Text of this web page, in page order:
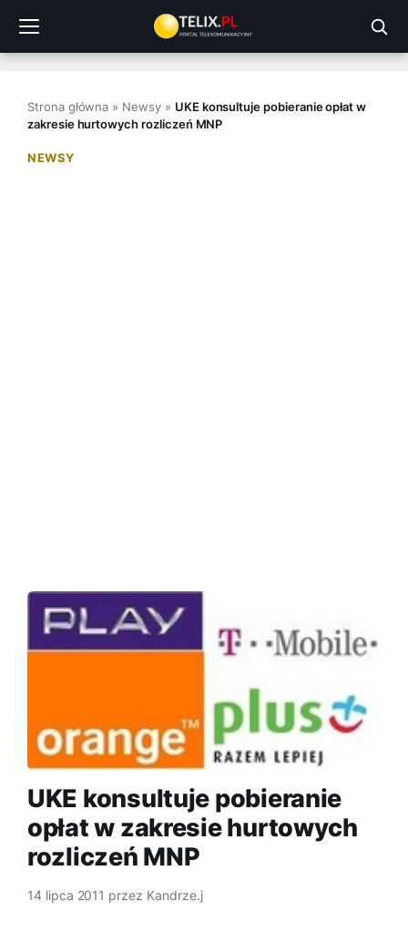
treści
Strona główna » Newsy» UKE konsultuje pobieranie opłat w
zakresie hurtowych rozliczeń MNP
NEWSY
UKE konsultuje pobieranie
opłat w zakresie hurtowych
rozliczeń MNP
14 lipca 2011 przez Kandrze.j